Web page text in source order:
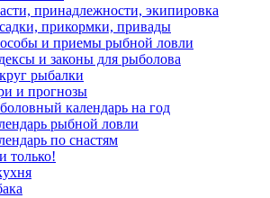
принадлежности, экипировка
прикормки, привады
и приемы рыбной ловли
и законы для рыболова
рыбалки
и прогнозы
календарь на год
рыбной ловли
по снастям
только!